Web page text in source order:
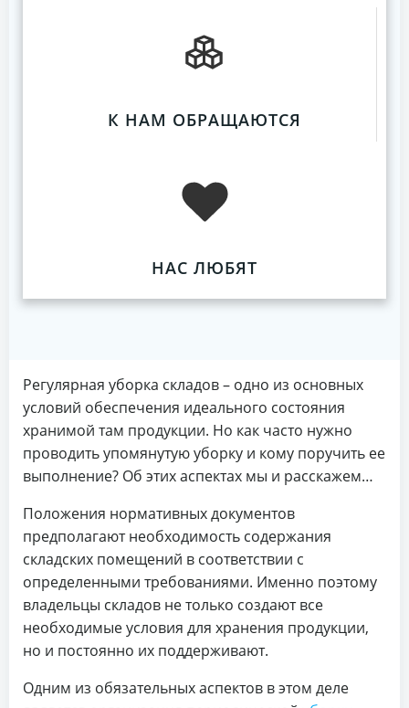
К НАМ ОБРАЩАЮТСЯ
НАС ЛЮБЯТ
Регулярная уборка складов – одно из основных
условий обеспечения идеального состояния
хранимой там продукции. Но как часто нужно
проводить упомянутую уборку и кому поручить ее
выполнение? Об этих аспектах мы и расскажем…
Положения нормативных документов
предполагают необходимость содержания
складских помещений в соответствии с
определенными требованиями. Именно поэтому
владельцы складов не только создают все
необходимые условия для хранения продукции,
но и постоянно их поддерживают.
Одним из обязательных аспектов в этом деле